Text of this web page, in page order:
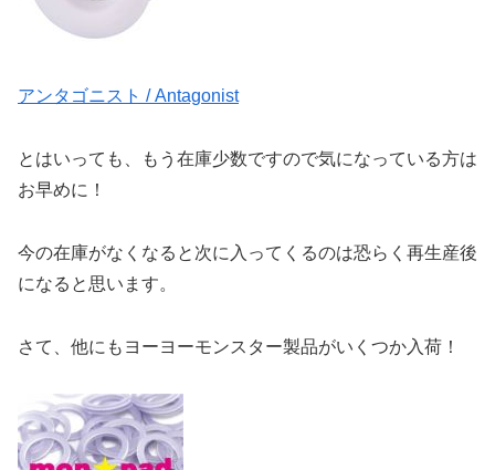
アンタゴニスト / Antagonist
とはいっても、もう在庫少数ですので気になっている方は
お早めに！
今の在庫がなくなると次に入ってくるのは恐らく再生産後
になると思います。
さて、他にもヨーヨーモンスター製品がいくつか入荷！